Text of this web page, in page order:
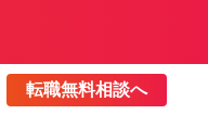
転職無料相談へ